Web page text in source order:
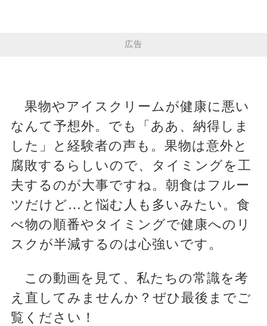
広告
果物やアイスクリームが健康に悪い
なんて予想外。でも「ああ、納得しま
した」と経験者の声も。果物は意外と
腐敗するらしいので、タイミングを工
夫するのが大事ですね。朝食はフルー
ツだけど…と悩む人も多いみたい。食
べ物の順番やタイミングで健康へのリ
スクが半減するのは心強いです。
この動画を見て、私たちの常識を考
え直してみませんか？ぜひ最後までご
覧ください！